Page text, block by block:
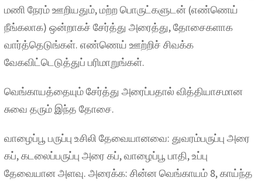
மணி நேரம் ஊறியதும், மற்ற பொருட்களுடன் (எண்ணெய்
நீங்கலாக) ஒன்றாகச் சேர்த்து அரைத்து, தோசைகளாக
வார்த்தெடுங்கள். எண்ணெய் ஊற்றிச் சிவக்க
வேகவிட்டெடுத்துப் பரிமாறுங்கள்.
வெங்காயத்தையும் சேர்த்து அரைப்பதால் வித்தியாசமான
சுவை தரும் இந்த தோசை.
வாழைப்பூ பருப்பு உசிலி தேவையானவை: துவரம்பருப்பு அரை
கப், கடலைப்பருப்பு அரை கப், வாழைப்பூ பாதி, உப்பு
தேவையான அளவு. அரைக்க: சின்ன வெங்காயம் 8, காய்ந்த